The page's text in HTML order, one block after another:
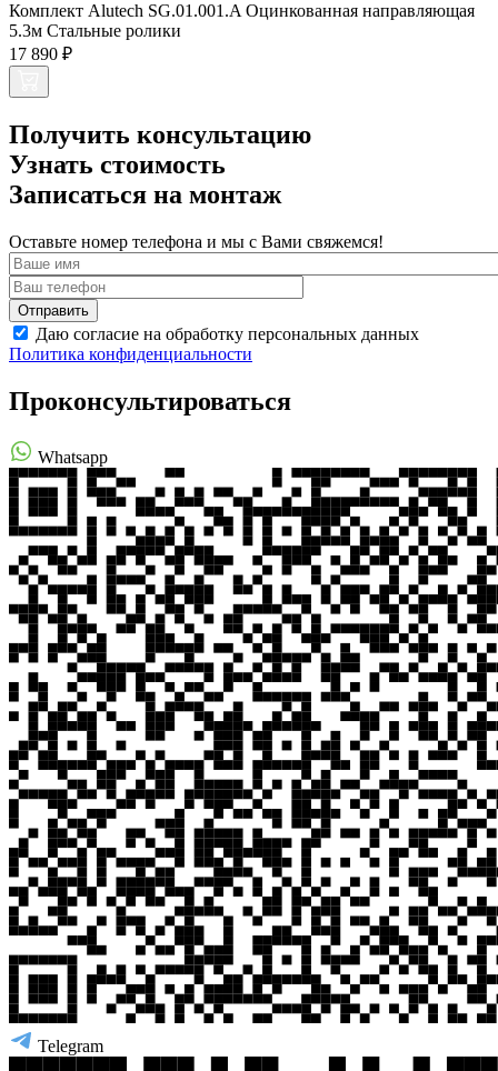
Комплект Alutech SG.01.001.A Оцинкованная направляющая
5.3м Стальные ролики
17 890 ₽
Получить консультацию
Узнать стоимость
Записаться на монтаж
Оставьте номер телефона и мы с Вами свяжемся!
Даю согласие на обработку персональных данных
Политика конфиденциальности
Проконсультироваться
Whatsapp
Telegram